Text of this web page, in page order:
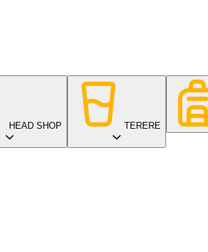
HEAD SHOP TERERE